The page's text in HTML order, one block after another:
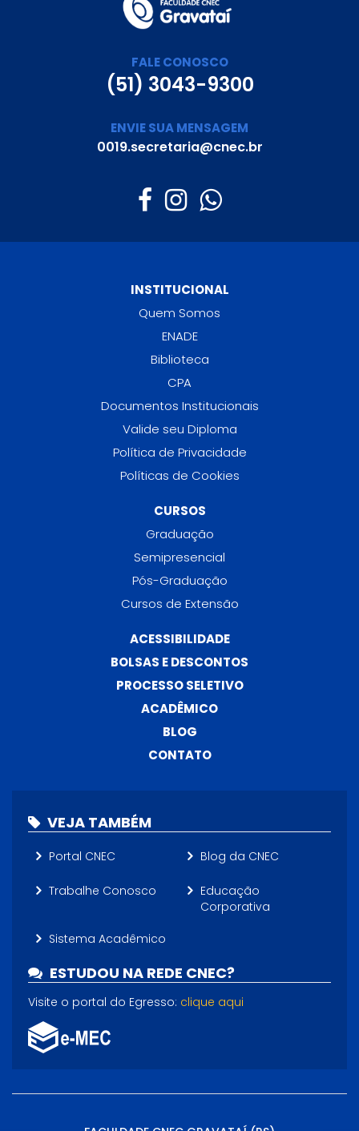
FALE CONOSCO
(51) 3043-9300
ENVIE SUA MENSAGEM
0019.secretaria@cnec.br
INSTITUCIONAL
Quem Somos
ENADE
Biblioteca
CPA
Documentos Institucionais
Valide seu Diploma
Política de Privacidade
Políticas de Cookies
CURSOS
Graduação
Semipresencial
Pós-Graduação
Cursos de Extensão
ACESSIBILIDADE
BOLSAS E DESCONTOS
PROCESSO SELETIVO
ACADÊMICO
BLOG
CONTATO
VEJA TAMBÉM
Portal CNEC Blog da CNEC
Trabalhe Conosco
Educação
Corporativa
Sistema Acadêmico
ESTUDOU NA REDE CNEC?
Visite o portal do Egresso: clique aqui